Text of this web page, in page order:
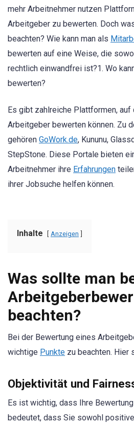
mehr Arbeitnehmer nutzen
Arbeitgeber zu bewerten. Doch
beachten? Wie kann man als
bewerten auf eine Weise, die
rechtlich einwandfrei ist?1. Wo
bewerten?
Es gibt zahlreiche Plattformen, auf
Arbeitgeber bewerten können. Zu
gehören GoWork.de, Kununu,
StepStone. Diese Portale bieten
Arbeitnehmer ihre Erfahrungen
ihrer Jobsuche helfen können.
Inhalte Anzeigen
Was sollte man
beachten?
Bei der Bewertung eines
wichtige Punkte zu beachten. Hier
Objektivität und
Es ist wichtig, dass Ihre
bedeutet, dass Sie sowohl